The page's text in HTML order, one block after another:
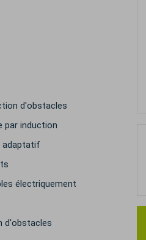
d'obstacles
par induction
adaptatif
électriquement
d'obstacles